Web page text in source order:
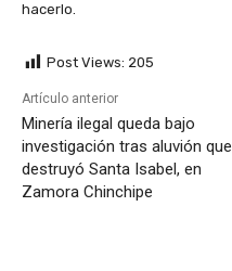
hacerlo.
Post Views: 205
Artículo anterior
Minería ilegal queda bajo
investigación tras aluvión que
destruyó Santa Isabel, en
Zamora Chinchipe